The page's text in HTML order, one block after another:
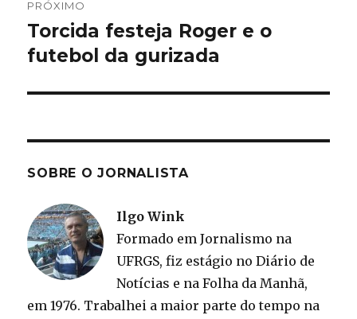
PRÓXIMO
Próximo
post:
Torcida festeja Roger e o
futebol da gurizada
SOBRE O JORNALISTA
Ilgo Wink
Formado em Jornalismo na
UFRGS, fiz estágio no Diário de
Notícias e na Folha da Manhã,
em 1976. Trabalhei a maior parte do tempo na